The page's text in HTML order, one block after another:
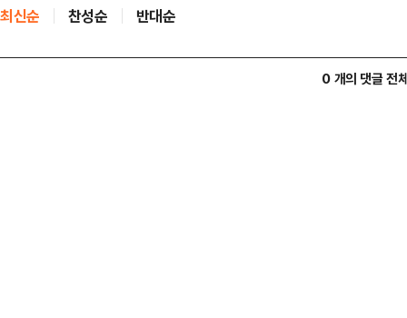
최신순 찬성순 반대순
0 개의 댓글 전